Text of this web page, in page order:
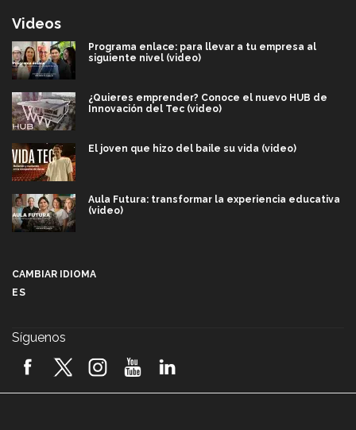
Videos
Programa enlace: para llevar a tu empresa al
siguiente nivel (video)
¿Quieres emprender? Conoce el nuevo HUB de
Innovación del Tec (video)
El joven que hizo del baile su vida (video)
Aula Futura: transformar la experiencia educativa
(video)
2026! (video)
CAMBIAR IDIOMA
ES
Síguenos